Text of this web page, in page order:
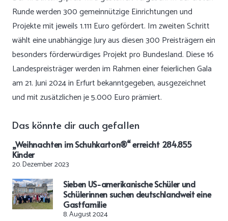
Runde werden 300 gemeinnützige Einrichtungen und
Projekte mit jeweils 1.111 Euro gefördert. Im zweiten Schritt
wählt eine unabhängige Jury aus diesen 300 Preisträgern ein
besonders förderwürdiges Projekt pro Bundesland. Diese 16
Landespreisträger werden im Rahmen einer feierlichen Gala
am 21. Juni 2024 in Erfurt bekanntgegeben, ausgezeichnet
und mit zusätzlichen je 5.000 Euro prämiert.
Das könnte dir auch gefallen
„Weihnachten im Schuhkarton®“ erreicht 284.855
Kinder
20. Dezember 2023
Sieben US-amerikanische Schüler und
Schülerinnen suchen deutschlandweit eine
Gastfamilie
8. August 2024